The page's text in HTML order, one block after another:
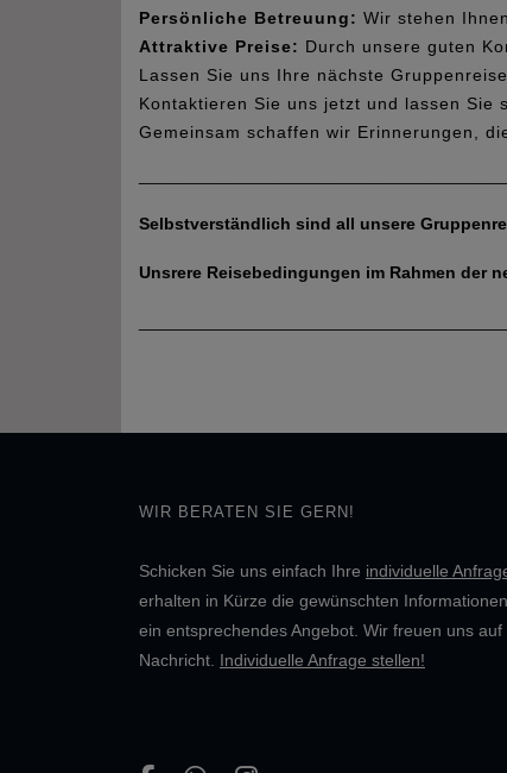
Persönliche Betreuung: Wir stehen
Attraktive Preise: Durch unsere guten
Lassen Sie uns Ihre nächste
Kontaktieren Sie uns jetzt und lassen Sie
Gemeinsam schaffen wir Erinnerungen,
Selbstverständlich sind all unsere
Unsrere Reisebedingungen im Rahmen der
WIR BERATEN SIE GERN!
Schicken Sie uns einfach Ihre individuelle
erhalten in Kürze die gewünschten
ein entsprechendes Angebot. Wir freuen uns auf
Nachricht. Individuelle Anfrage stellen!